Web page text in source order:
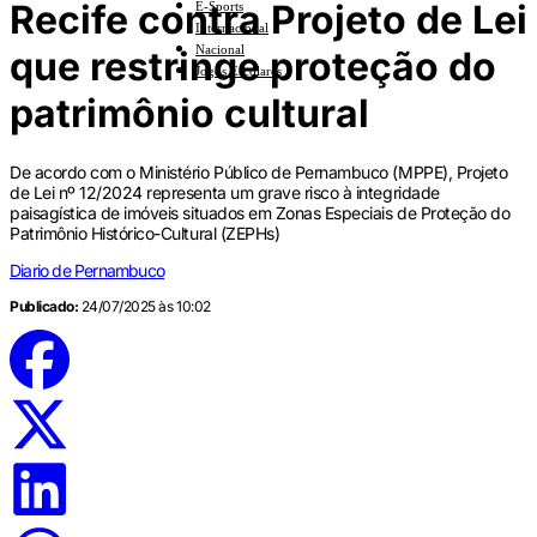
E-Sports
Internacional
Nacional
Jogos Escolares
Recife contra Projeto de Lei
que restringe proteção do
patrimônio cultural
De acordo com o Ministério Público de Pernambuco (MPPE), Projeto
de Lei nº 12/2024 representa um grave risco à integridade
paisagística de imóveis situados em Zonas Especiais de Proteção do
Patrimônio Histórico-Cultural (ZEPHs)
Diario de Pernambuco
Publicado: 24/07/2025 às 10:02